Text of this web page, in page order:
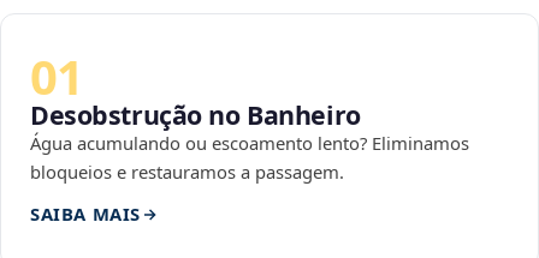
01
Desobstrução no Banheiro
Água acumulando ou escoamento lento? Eliminamos
bloqueios e restauramos a passagem.
SAIBA MAIS